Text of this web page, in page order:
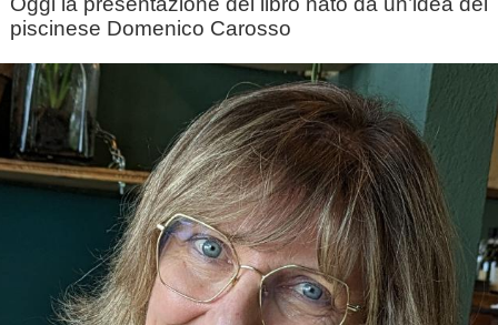
piscinese Domenico Carosso